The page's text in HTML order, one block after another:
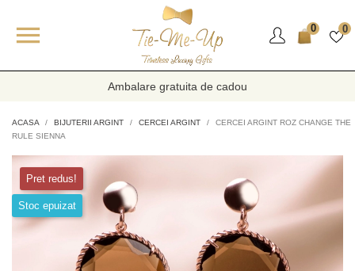
 0 0
Ambalare gratuita de cadou
ACASA BIJUTERII ARGINT CERCEI ARGINT
CERCEI ARGINT ROZ CHANGE THE
RULE SIENNA
Pret redus!
Stoc epuizat